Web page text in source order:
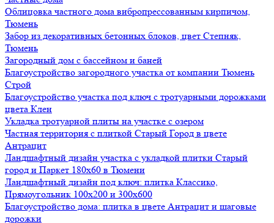
Облицовка частного дома вибропрессованным кирпичом,
Тюмень
Забор из декоративных бетонных блоков, цвет Степняк,
Тюмень
Загородный дом с бассейном и баней
Благоустройство загородного участка от компании Тюмень
Строй
Благоустройство участка под ключ с тротуарными дорожками
цвета Клен
Укладка тротуарной плиты на участке с озером
Частная территория с плиткой Старый Город в цвете
Антрацит
Ландшафтный дизайн участка с укладкой плитки Старый
город и Паркет 180х60 в Тюмени
Ландшафтный дизайн под ключ: плитка Классико,
Прямоугольник 100х200 и 300х600
Благоустройство дома: плитка в цвете Антрацит и шаговые
дорожки